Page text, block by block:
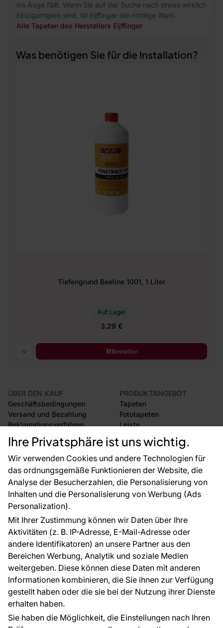
Ihre Privatsphäre ist uns wichtig.
Wir verwenden Cookies und andere Technologien für
das ordnungsgemäße Funktionieren der Website, die
Analyse der Besucherzahlen, die Personalisierung von
Inhalten und die Personalisierung von Werbung (Ads
Personalization).
Mit Ihrer Zustimmung können wir Daten über Ihre
Aktivitäten (z. B. IP-Adresse, E-Mail-Adresse oder
andere Identifikatoren) an unsere Partner aus den
Bereichen Werbung, Analytik und soziale Medien
weitergeben. Diese können diese Daten mit anderen
Informationen kombinieren, die Sie ihnen zur Verfügung
gestellt haben oder die sie bei der Nutzung ihrer Dienste
erhalten haben.
Sie haben die Möglichkeit, die Einstellungen nach Ihren
ins Auge fällt. Wenn Sie auf der Suche nach etwas wirklich
Einzigartigem sind, ist Eijffinger die richtige Wahl.
Alle Tapeten des Herstellers Eijffinger
Was benötigen Sie für die Installation?
Tiefengrund Beeline 1001, 1 Liter
Auf Lager
3.29 €
Bestellen
ÜBER DEN KAUF
Geschäftsbedingungen
Versand und Bezahlung
Reklamationsverfahren
Rücksendung von Waren
CE-Zertifizierung
Großhandel
Raumvisualisierung
PRODUKTANGEBOT
Tapeten
Fototapeten
Leiste
Selbstklebende Folien
Zubehör
Tapetenmuster
FÜR SIE
Blog
EU-Projekte
Ratschläge und Tipps
FAQ
ÜBER DAS UNTERNEHMEN
Kontakt
Haben Sie Fragen? Wir helfen Ihnen gerne weiter
und beraten Sie persönlich.
+49 781 95633072